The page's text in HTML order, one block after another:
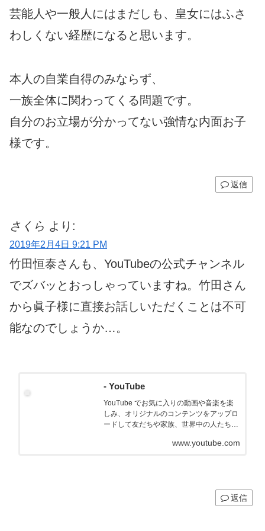
芸能人や一般人にはまだしも、皇女にはふさ
わしくない経歴になると思います。
本人の自業自得のみならず、
一族全体に関わってくる問題です。
自分のお立場が分かってない強情な内面お子
様です。
返信
さくら より:
2019年2月4日 9:21 PM
竹田恒泰さんも、YouTubeの公式チャンネル
でズバッとおっしゃっていますね。竹田さん
から眞子様に直接お話しいただくことは不可
能なのでしょうか…。
- YouTube
YouTube でお気に入りの動画や音楽を楽
しみ、オリジナルのコンテンツをアップロ
ードして友だちや家族、世界中の人たちと
www.youtube.com
返信